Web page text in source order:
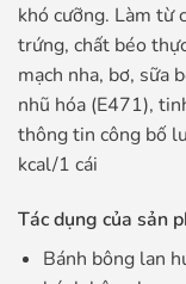
khó cưỡng. Làm từ
trứng, chất béo
mạch nha, bơ, sữa
nhũ hóa (E471),
thông tin công bố
kcal/1 cái
Tác dụng của sản
Bánh bông lan